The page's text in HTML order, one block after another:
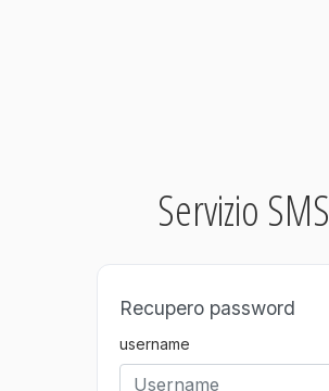
Servizio SMS
Recupero password
username